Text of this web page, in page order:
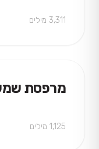
3,311 מילים
מרפסת
1,125 מילים